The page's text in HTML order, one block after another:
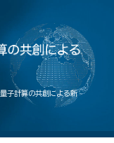
量子計算の共創による新